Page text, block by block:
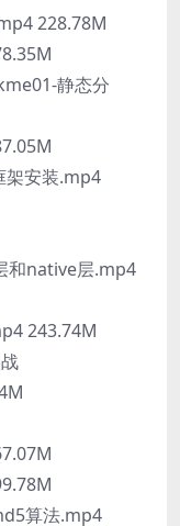
228.78M
静态分
安装.mp4
和native层.mp4
243.74M
算法.mp4